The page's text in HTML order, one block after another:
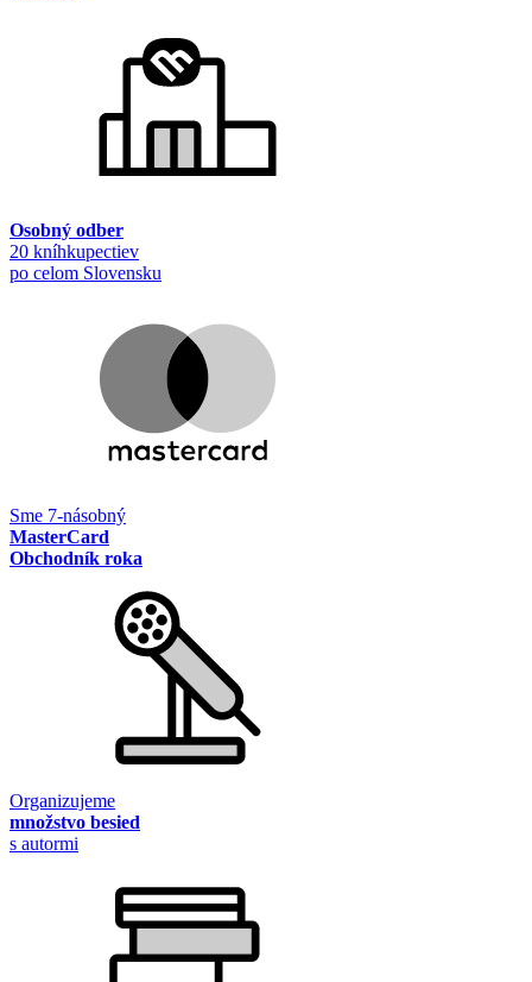
Osobný odber
20 kníhkupectiev
po celom Slovensku
Sme 7-násobný
MasterCard
Obchodník roka
Organizujeme
množstvo besied
s autormi